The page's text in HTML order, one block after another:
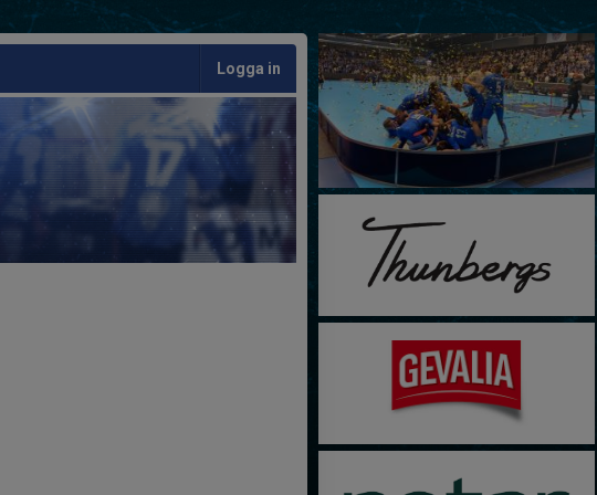
Logga in